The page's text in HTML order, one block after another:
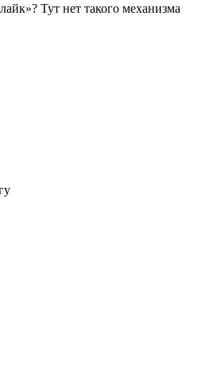
Тут нет такого механизма